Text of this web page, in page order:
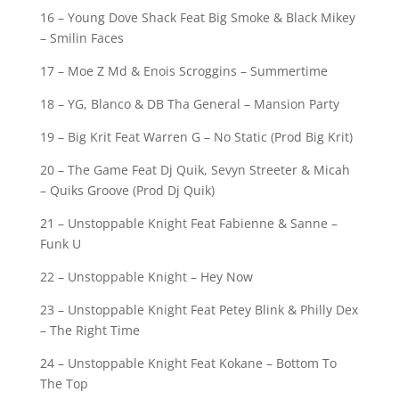
16 – Young Dove Shack Feat Big Smoke & Black Mikey
– Smilin Faces
17 – Moe Z Md & Enois Scroggins – Summertime
18 – YG, Blanco & DB Tha General – Mansion Party
19 – Big Krit Feat Warren G – No Static (Prod Big Krit)
20 – The Game Feat Dj Quik, Sevyn Streeter & Micah
– Quiks Groove (Prod Dj Quik)
21 – Unstoppable Knight Feat Fabienne & Sanne –
Funk U
22 – Unstoppable Knight – Hey Now
23 – Unstoppable Knight Feat Petey Blink & Philly Dex
– The Right Time
24 – Unstoppable Knight Feat Kokane – Bottom To
The Top